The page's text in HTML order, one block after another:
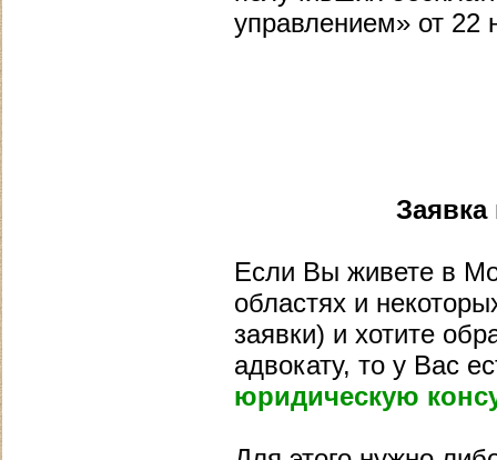
управлением» от 22
Если Вы живете в
областях и
заявки) и хотите
адвокату, то у Вас
юридическую